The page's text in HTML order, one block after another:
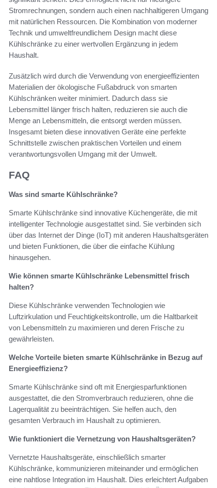
Stromrechnungen, sondern auch einen nachhaltigeren Umgang
mit natürlichen Ressourcen. Die Kombination von moderner
Technik und umweltfreundlichem Design macht diese
Kühlschränke zu einer wertvollen Ergänzung in jedem
Haushalt.
Zusätzlich wird durch die Verwendung von energieeffizienten
Materialien der ökologische Fußabdruck von smarten
Kühlschränken weiter minimiert. Dadurch dass sie
Lebensmittel länger frisch halten, reduzieren sie auch die
Menge an Lebensmitteln, die entsorgt werden müssen.
Insgesamt bieten diese innovativen Geräte eine perfekte
Schnittstelle zwischen praktischen Vorteilen und einem
verantwortungsvollen Umgang mit der Umwelt.
FAQ
Was sind smarte Kühlschränke?
Smarte Kühlschränke sind innovative Küchengeräte, die mit
intelligenter Technologie ausgestattet sind. Sie verbinden sich
über das Internet der Dinge (IoT) mit anderen Haushaltsgeräten
und bieten Funktionen, die über die einfache Kühlung
hinausgehen.
Wie können smarte Kühlschränke Lebensmittel frisch
halten?
Diese Kühlschränke verwenden Technologien wie
Luftzirkulation und Feuchtigkeitskontrolle, um die Haltbarkeit
von Lebensmitteln zu maximieren und deren Frische zu
gewährleisten.
Welche Vorteile bieten smarte Kühlschränke in Bezug auf
Energieeffizienz?
Smarte Kühlschränke sind oft mit Energiesparfunktionen
ausgestattet, die den Stromverbrauch reduzieren, ohne die
Lagerqualität zu beeinträchtigen. Sie helfen auch, den
gesamten Verbrauch im Haushalt zu optimieren.
Wie funktioniert die Vernetzung von Haushaltsgeräten?
Vernetzte Haushaltsgeräte, einschließlich smarter
Kühlschränke, kommunizieren miteinander und ermöglichen
eine nahtlose Integration im Haushalt. Dies erleichtert Aufgaben